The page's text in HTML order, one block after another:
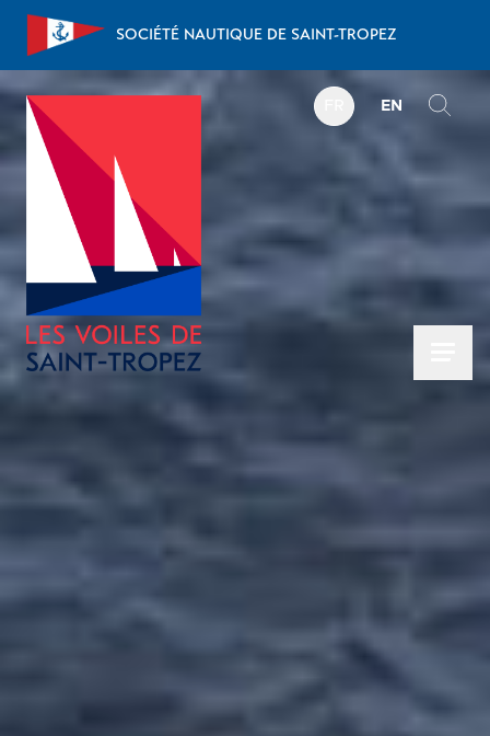
Aller au contenu
SOCIÉTÉ NAUTIQUE DE SAINT-TROPEZ
EN